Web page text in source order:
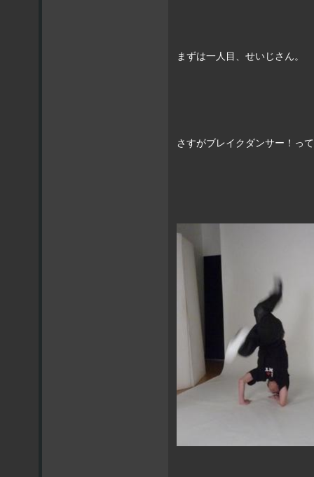
まずは一人目、せいじさん。
さすがブレイクダンサー！っ